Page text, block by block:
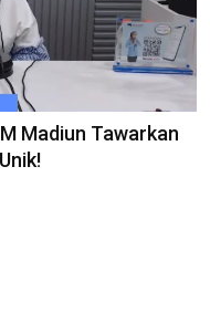
Madiun Tawarkan